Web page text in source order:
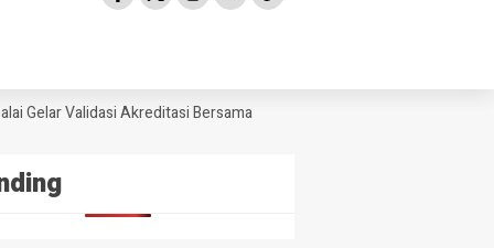
Validasi Akreditasi Bersama Tim Asesor BAN-PDM Tahun 2026